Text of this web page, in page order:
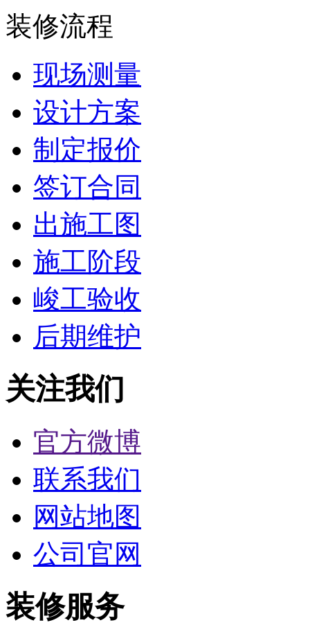
装修流程
现场测量
设计方案
制定报价
签订合同
出施工图
施工阶段
峻工验收
后期维护
关注我们
官方微博
联系我们
网站地图
公司官网
装修服务